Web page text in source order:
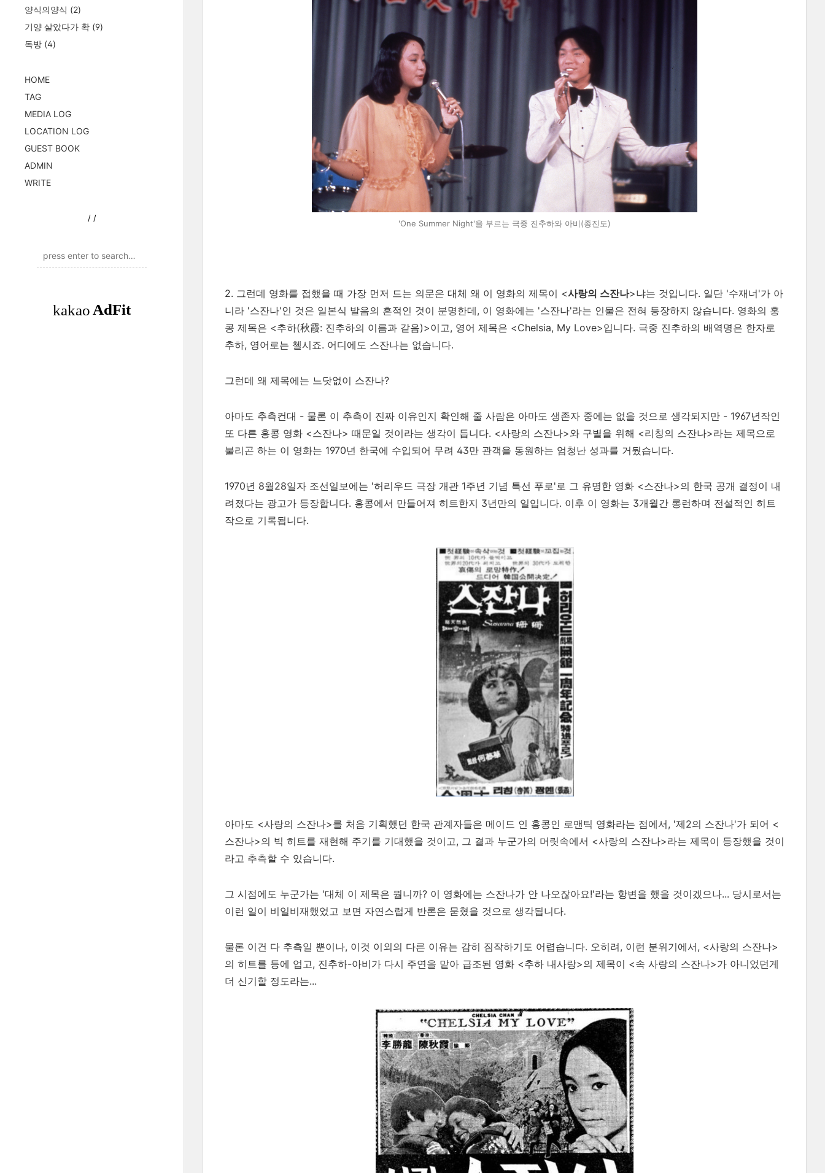
양식의양식 (2)
기양 살았다가 확 (9)
독방 (4)
HOME
TAG
MEDIA LOG
LOCATION LOG
GUEST BOOK
ADMIN
WRITE
/ /
'One Summer Night'을 부르는 극중 진추하와 아비(종진도)
2. 그런데 영화를 접했을 때 가장 먼저 드는 의문은 대체 왜 이 영화의 제목이 <사랑의 스잔나>냐는 것입니다. 일단 '수재너'가 아
니라 '스잔나'인 것은 일본식 발음의 흔적인 것이 분명한데, 이 영화에는 '스잔나'라는 인물은 전혀 등장하지 않습니다. 영화의 홍
콩 제목은 <추하(秋霞: 진추하의 이름과 같음)>이고, 영어 제목은 <Chelsia, My Love>입니다. 극중 진추하의 배역명은 한자로
추하, 영어로는 첼시죠. 어디에도 스잔나는 없습니다.
그런데 왜 제목에는 느닷없이 스잔나?
아마도 추측컨대 - 물론 이 추측이 진짜 이유인지 확인해 줄 사람은 아마도 생존자 중에는 없을 것으로 생각되지만 - 1967년작인
또 다른 홍콩 영화 <스잔나> 때문일 것이라는 생각이 듭니다. <사랑의 스잔나>와 구별을 위해 <리칭의 스잔나>라는 제목으로
불리곤 하는 이 영화는 1970년 한국에 수입되어 무려 43만 관객을 동원하는 엄청난 성과를 거뒀습니다.
1970년 8월28일자 조선일보에는 '허리우드 극장 개관 1주년 기념 특선 푸로'로 그 유명한 영화 <스잔나>의 한국 공개 결정이 내
려졌다는 광고가 등장합니다. 홍콩에서 만들어져 히트한지 3년만의 일입니다. 이후 이 영화는 3개월간 롱런하며 전설적인 히트
작으로 기록됩니다.
아마도 <사랑의 스잔나>를 처음 기획했던 한국 관계자들은 메이드 인 홍콩인 로맨틱 영화라는 점에서, '제2의 스잔나'가 되어 <
스잔나>의 빅 히트를 재현해 주기를 기대했을 것이고, 그 결과 누군가의 머릿속에서 <사랑의 스잔나>라는 제목이 등장했을 것이
라고 추측할 수 있습니다.
그 시점에도 누군가는 '대체 이 제목은 뭡니까? 이 영화에는 스잔나가 안 나오잖아요!'라는 항변을 했을 것이겠으나... 당시로서는
이런 일이 비일비재했었고 보면 자연스럽게 반론은 묻혔을 것으로 생각됩니다.
물론 이건 다 추측일 뿐이나, 이것 이외의 다른 이유는 감히 짐작하기도 어렵습니다. 오히려, 이런 분위기에서, <사랑의 스잔나>
의 히트를 등에 업고, 진추하-아비가 다시 주연을 맡아 급조된 영화 <추하 내사랑>의 제목이 <속 사랑의 스잔나>가 아니었던게
더 신기할 정도라는...